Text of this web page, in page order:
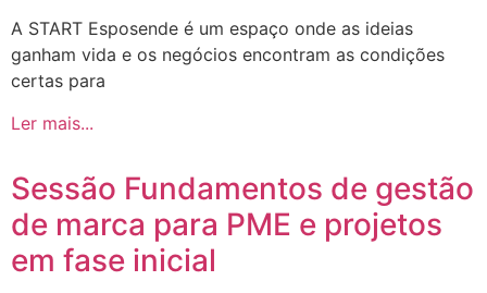
A START Esposende é um espaço onde as ideias
ganham vida e os negócios encontram as condições
certas para
Ler mais...
Sessão Fundamentos de gestão
de marca para PME e projetos
em fase inicial